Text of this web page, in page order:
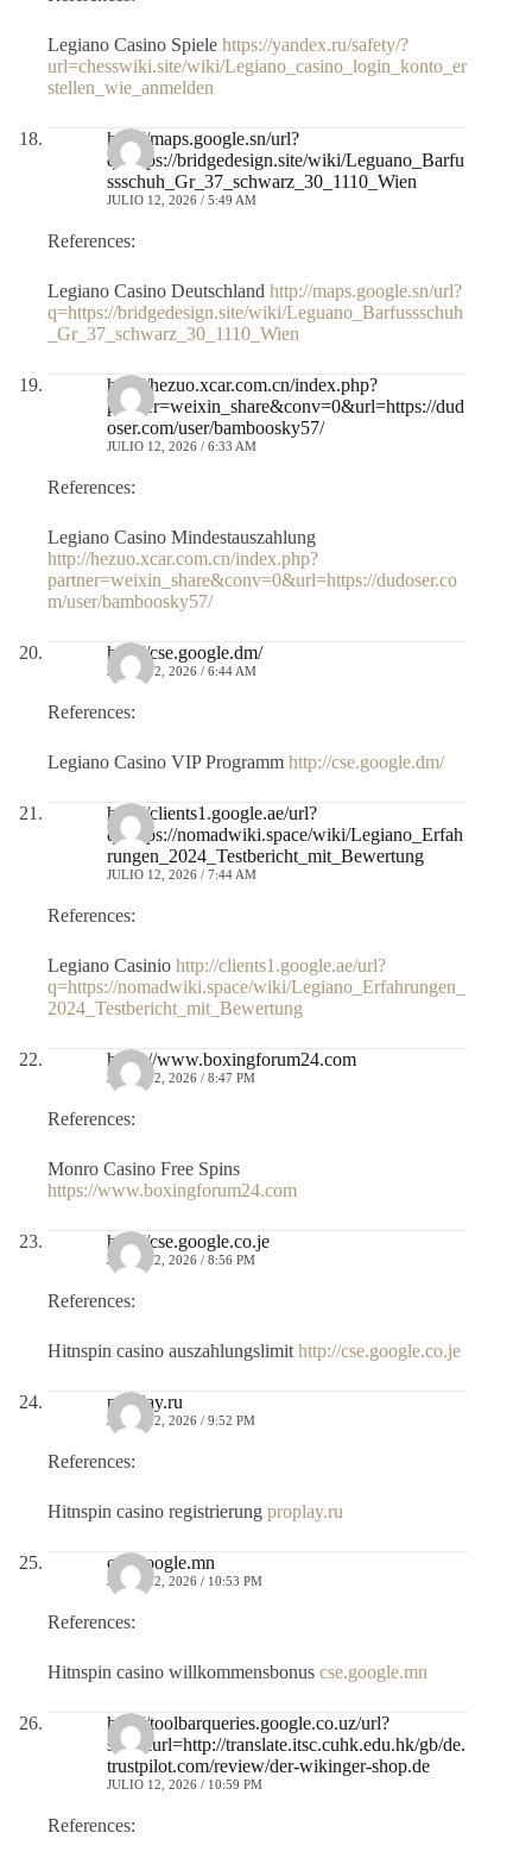
Legiano Casino Spiele https://yandex.ru/safety/?
url=chesswiki.site/wiki/Legiano_casino_login_konto_er
stellen_wie_anmelden
http://maps.google.sn/url?
q=https://bridgedesign.site/wiki/Leguano_Barfu
ssschuh_Gr_37_schwarz_30_1110_Wien
JULIO 12, 2026 / 5:49 AM
References:
Legiano Casino Deutschland http://maps.google.sn/url?
q=https://bridgedesign.site/wiki/Leguano_Barfussschuh
_Gr_37_schwarz_30_1110_Wien
http://hezuo.xcar.com.cn/index.php?
partner=weixin_share&conv=0&url=https://dud
oser.com/user/bamboosky57/
JULIO 12, 2026 / 6:33 AM
References:
Legiano Casino Mindestauszahlung
http://hezuo.xcar.com.cn/index.php?
partner=weixin_share&conv=0&url=https://dudoser.co
m/user/bamboosky57/
http://cse.google.dm/
JULIO 12, 2026 / 6:44 AM
References:
Legiano Casino VIP Programm http://cse.google.dm/
http://clients1.google.ae/url?
q=https://nomadwiki.space/wiki/Legiano_Erfah
rungen_2024_Testbericht_mit_Bewertung
JULIO 12, 2026 / 7:44 AM
References:
Legiano Casinio http://clients1.google.ae/url?
q=https://nomadwiki.space/wiki/Legiano_Erfahrungen_
2024_Testbericht_mit_Bewertung
https://www.boxingforum24.com
JULIO 12, 2026 / 8:47 PM
References:
Monro Casino Free Spins
https://www.boxingforum24.com
http://cse.google.co.je
JULIO 12, 2026 / 8:56 PM
References:
Hitnspin casino auszahlungslimit http://cse.google.co.je
proplay.ru
JULIO 12, 2026 / 9:52 PM
References:
Hitnspin casino registrierung proplay.ru
cse.google.mn
JULIO 12, 2026 / 10:53 PM
References:
Hitnspin casino willkommensbonus cse.google.mn
http://toolbarqueries.google.co.uz/url?
sa=t&url=http://translate.itsc.cuhk.edu.hk/gb/de.
trustpilot.com/review/der-wikinger-shop.de
JULIO 12, 2026 / 10:59 PM
References: